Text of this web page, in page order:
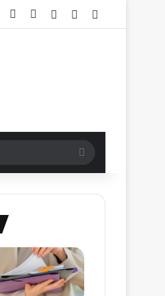
YouTubeInstagramInstagram
Entrar Artigo aleatório
por